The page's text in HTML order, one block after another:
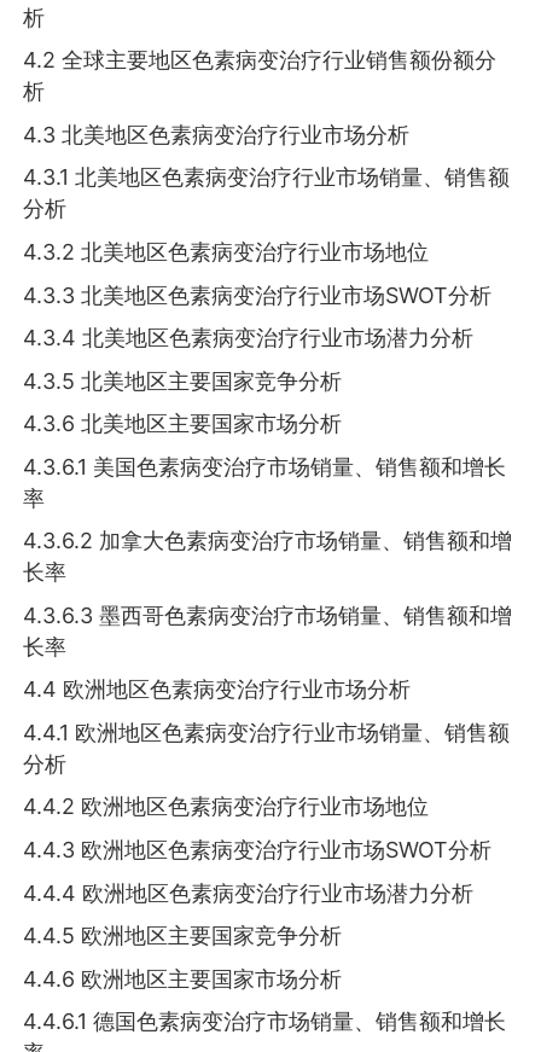
析
4.2 全球主要地区色素病变治疗行业销售额份额分
析
4.3 北美地区色素病变治疗行业市场分析
4.3.1 北美地区色素病变治疗行业市场销量、销售额
分析
4.3.2 北美地区色素病变治疗行业市场地位
4.3.3 北美地区色素病变治疗行业市场SWOT分析
4.3.4 北美地区色素病变治疗行业市场潜力分析
4.3.5 北美地区主要国家竞争分析
4.3.6 北美地区主要国家市场分析
4.3.6.1 美国色素病变治疗市场销量、销售额和增长
率
4.3.6.2 加拿大色素病变治疗市场销量、销售额和增
长率
4.3.6.3 墨西哥色素病变治疗市场销量、销售额和增
长率
4.4 欧洲地区色素病变治疗行业市场分析
4.4.1 欧洲地区色素病变治疗行业市场销量、销售额
分析
4.4.2 欧洲地区色素病变治疗行业市场地位
4.4.3 欧洲地区色素病变治疗行业市场SWOT分析
4.4.4 欧洲地区色素病变治疗行业市场潜力分析
4.4.5 欧洲地区主要国家竞争分析
4.4.6 欧洲地区主要国家市场分析
4.4.6.1 德国色素病变治疗市场销量、销售额和增长